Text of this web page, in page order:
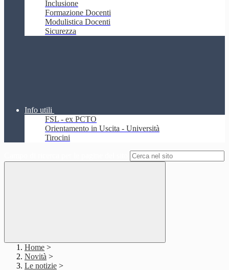
Inclusione
Formazione Docenti
Modulistica Docenti
Sicurezza
Info utili
FSL - ex PCTO
Orientamento in Uscita - Università
Tirocini
Home >
Novità >
Le notizie >